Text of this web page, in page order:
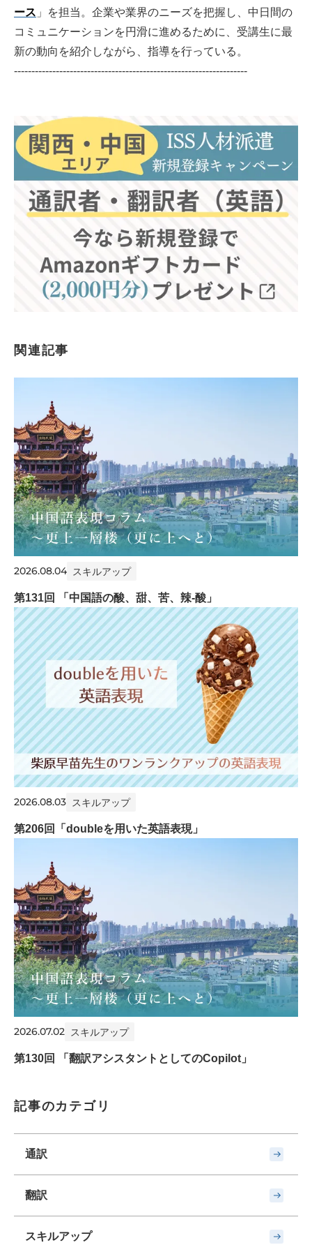
ース 」を担当。企業や業界のニーズを把握し、中日間の
コミュニケーションを円滑に進めるために、受講生に最
新の動向を紹介しながら、指導を行っている。
-------------------------------------------------------------------
関連記事
2026.08.04 スキルアップ
第131回 「中国語の酸、甜、苦、辣-酸」
2026.08.03 スキルアップ
第206回「doubleを用いた英語表現」
2026.07.02 スキルアップ
第130回 「翻訳アシスタントとしてのCopilot」
記事のカテゴリ
通訳
翻訳
スキルアップ